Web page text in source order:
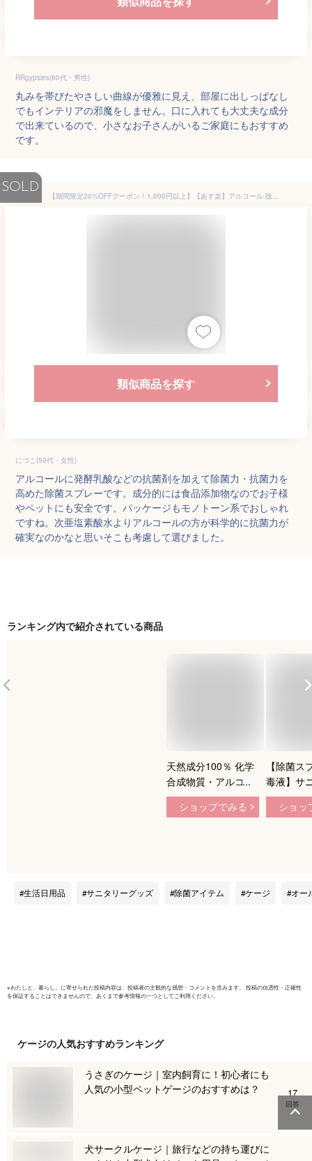
RRgypsies(60代・男性)
丸みを帯びたやさしい曲線が優雅に見え、部屋に出しっぱなし
でもインテリアの邪魔をしません。口に入れても大丈夫な成分
で出来ているので、小さなお子さんがいるご家庭にもおすすめ
です。
SOLD
【期間限定20%OFFクーポン！1,000円以上】【あす楽】アルコール 除菌スプレー300ml アルコール濃度70vol% 強力ウイルス除菌99.9% 消臭 日本製 アメリカ安全食品認定(GRAS) お子さんやペットに優しい アルコール 除菌スプレー ROOSH 300ml
類似商品を探す
にづこ(50代・女性)
アルコールに発酵乳酸などの抗菌剤を加えて除菌力・抗菌力を
高めた除菌スプレーです。成分的には食品添加物なのでお子様
やペットにも安全です。パッケージもモノトーン系でおしゃれ
ですね。次亜塩素酸水よりアルコールの方が科学的に抗菌力が
確実なのかなと思いそこも考慮して選びました。
ランキング内で紹介されている商品
天然成分100％ 化学
合成物質・アルコー
ルフリー 消臭・除菌
スプレー 「HINOKI
ショップでみる
【除菌ス
毒液】サ
ハンドミ
ィーα
ッフィー
ショッ
生活日用品 サニタリーグッズ 除菌アイテム ケージ オー
※わたしと、暮らし。 に寄せられた投稿内容は、投稿者の主観的な感想・コメントを含みます。 投稿の信憑性・正確性
を保証することはできませんので、あくまで参考情報の一つとしてご利用ください。
ケージの人気おすすめランキング
うさぎのケージ｜室内飼育に！初心者にも
人気の小型ペットゲージのおすすめは？
17
回答
犬サークルケージ｜旅行などの持ち運びに